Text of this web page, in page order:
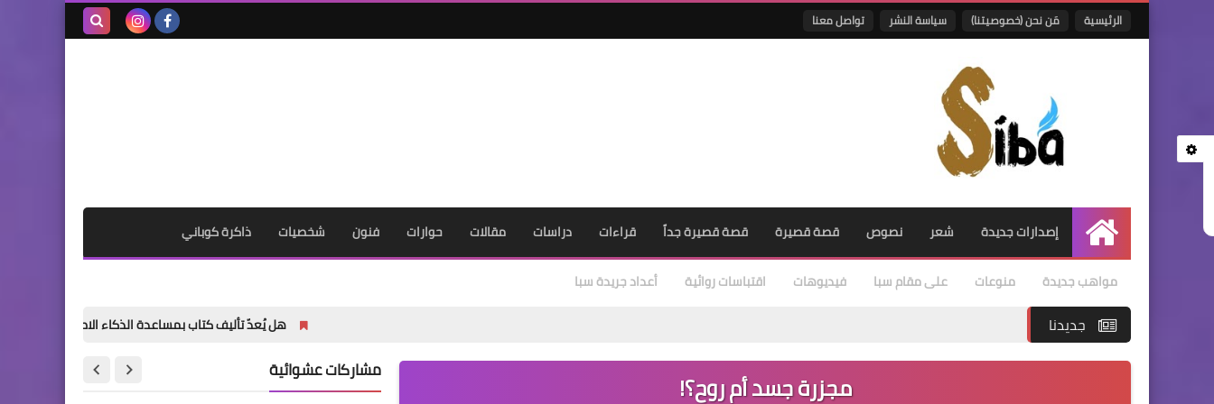
الرئيسية مَن نحن (خصوصيتنا) سياسة النشر تواصل معنا
الرئيسية
إصدارات جديدة شعر نصوص قصة قصيرة قصة قصيرة جداً قراءات دراسات مقالات حوارات فنون شخصيات ذاكرة كوباني
مواهب جديدة منوعات على مقام سبا فيديوهات اقتباسات روائية أعداد جريدة سبا
جديدنا هل يُعدّ تأليف كتاب بمساعدة الذكاء الاصطناعي أمراً خاطئاً؟
مجزرة جسد أم روح؟! مشاركات عشوائية